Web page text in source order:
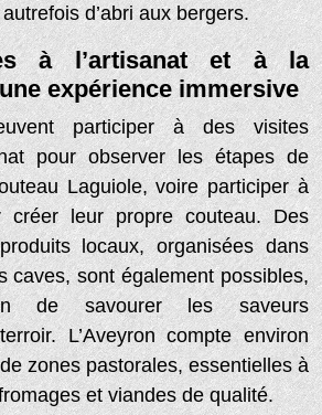
d’abri aux bergers.
à l’artisanat et à la
expérience immersive
participer à des visites
pour observer les étapes de
Laguiole, voire participer à
créer leur propre couteau. Des
locaux, organisées dans
caves, sont également possibles,
de savourer les saveurs
L’Aveyron compte environ
zones pastorales, essentielles à
et viandes de qualité.